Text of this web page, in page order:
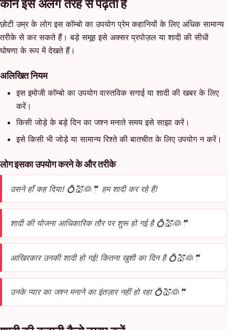
कौन इसे अलग तरह से पढ़ता है
छोटी उम्र के लोग इस कॉम्बो का उपयोग प्रेम कहानियों के लिए अधिक सामान्य
तरीके से कर सकते हैं। बड़े समूह इसे अक्सर प्रपोज़ल या शादी की सीधी
घोषणा के रूप में देखते हैं।
अलिखित नियम
इस इमोजी कॉम्बो का उपयोग वास्तविक सगाई या शादी की खबर के लिए
करें।
किसी जोड़े के बड़े दिन का जश्न मनाते समय इसे साझा करें।
इसे किसी भी जोड़े या सामान्य रिश्ते की बातचीत के लिए उपयोग न करें।
लोग इसका उपयोग करने के और तरीके
उसने हाँ कह दिया! 💍💒👰🤵 हम शादी कर रहे हैं!
शादी की योजना आधिकारिक तौर पर शुरू हो गई है 💍💒👰🤵
आखिरकार उनकी शादी हो गई! कितना खुशी का दिन है 💍💒👰🤵
उनके प्यार का जश्न मनाने का इंतज़ार नहीं हो रहा 💍💒👰🤵